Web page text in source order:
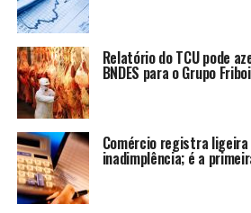
Relatório do TCU pode
BNDES para o Grupo Friboi
Comércio registra ligeira
inadimplência; é a